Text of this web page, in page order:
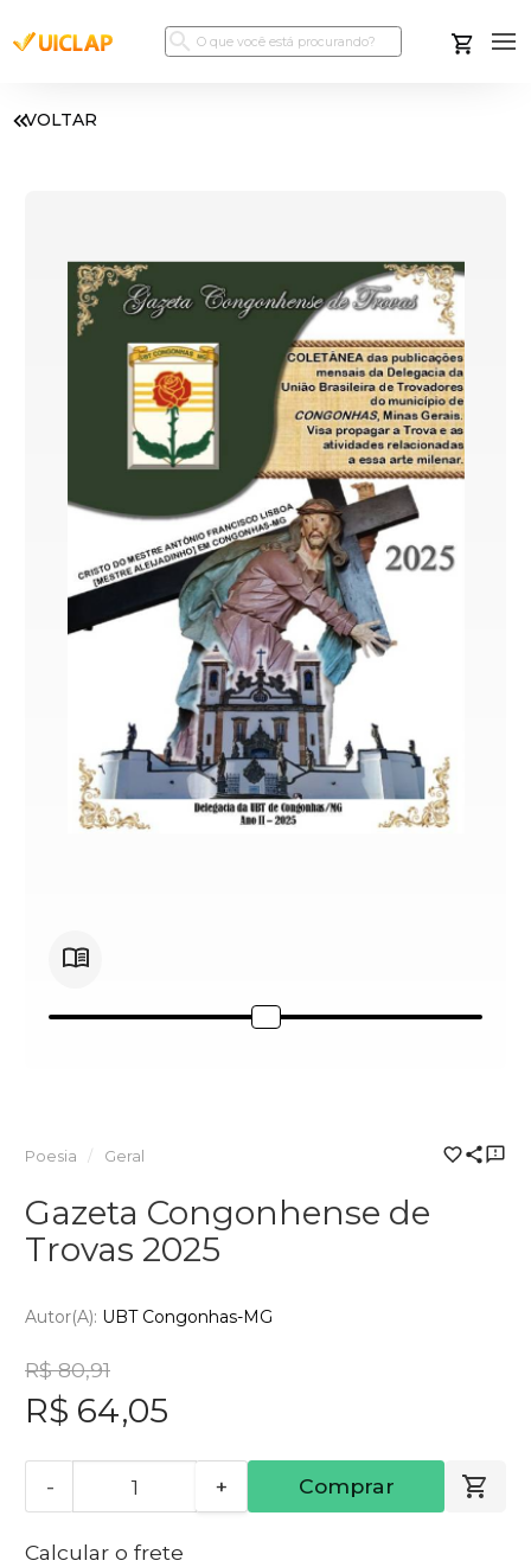
VOLTAR
Poesia Geral
Gazeta Congonhense de
Trovas 2025
Autor(a): UBT Congonhas-MG
R$ 80,91
R$ 64,05
- + Comprar
Calcular o frete